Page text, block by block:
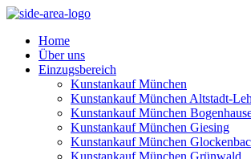
Home
Über uns
Einzugsbereich
Kunstankauf München
Kunstankauf München Altstadt-
Kunstankauf München
Kunstankauf München Giesing
Kunstankauf München
Kunstankauf München Grünwald